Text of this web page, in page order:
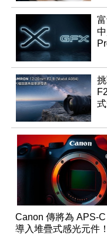
Canon 傳將為 APS-C
導入堆疊式感光元件！